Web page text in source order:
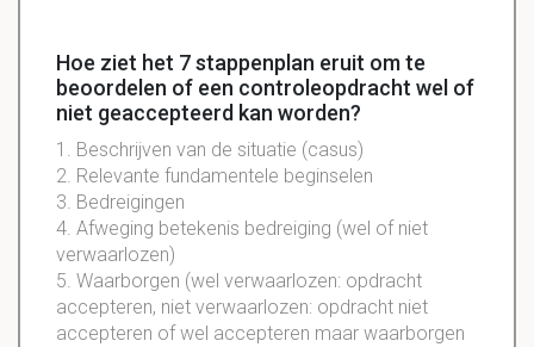
Hoe ziet het 7 stappenplan eruit om te
beoordelen of een controleopdracht wel of
niet geaccepteerd kan worden?
1. Beschrijven van de situatie (casus)
2. Relevante fundamentele beginselen
3. Bedreigingen
4. Afweging betekenis bedreiging (wel of niet
verwaarlozen)
5. Waarborgen (wel verwaarlozen: opdracht
accepteren, niet verwaarlozen: opdracht niet
accepteren of wel accepteren maar waarborgen